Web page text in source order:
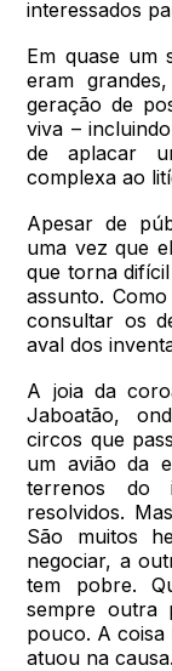
interessados
Em quase um
eram
geração de
viva –
de aplacar
complexa ao
Apesar de
uma vez que
que torna
assunto.
consultar os
aval dos
A joia da
Jaboatão,
circos que
um avião da
terrenos do
resolvidos.
São muitos
negociar, a
tem pobre.
sempre outra
pouco. A coisa
atuou na causa.